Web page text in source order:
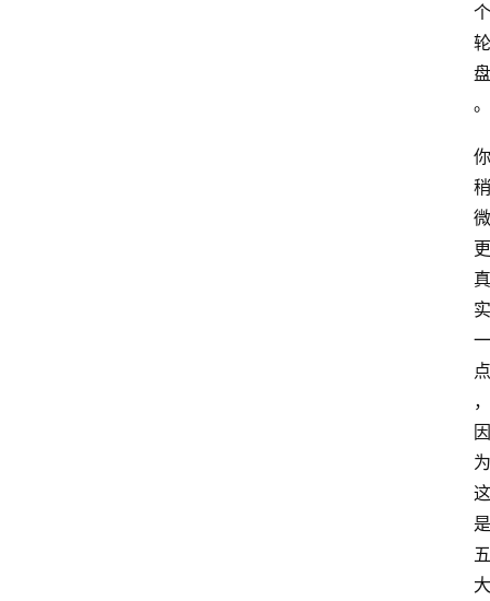
个
轮
盘
。
你
稍
微
更
真
实
一
点
，
因
为
这
是
五
大